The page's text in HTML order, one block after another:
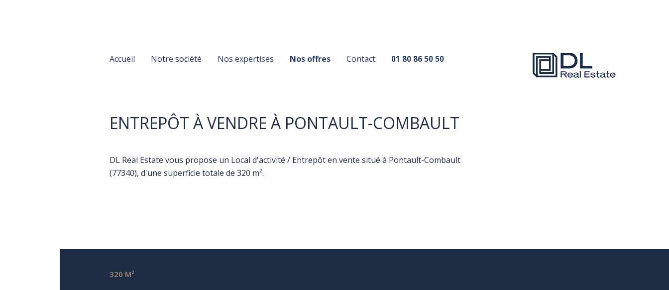
Accueil Notre société Nos expertises Nos offres Contact 01 80 86 50 50
ENTREPÔT À VENDRE À PONTAULT-COMBAULT
DL Real Estate vous propose un Local d'activité / Entrepôt en vente situé à Pontault-Combault
(77340), d'une superficie totale de 320 m².
320 M²